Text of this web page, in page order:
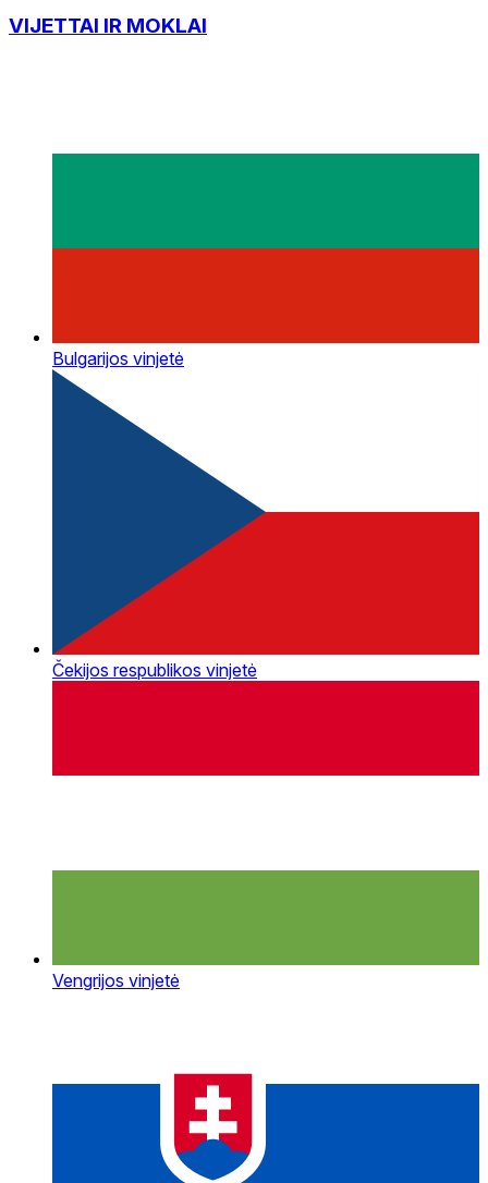
VIJETTAI IR MOKLAI
Bulgarijos vinjetė
Čekijos respublikos vinjetė
Vengrijos vinjetė